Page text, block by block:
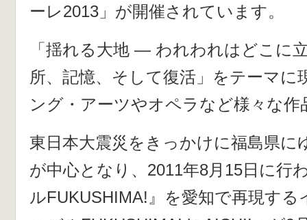
ーレ2013」が開催されています。
「揺れる大地 ― われわれはどこに
所、記憶、そして復活」をテーマに
ング・アーツやオペラなど様々な
東日本大震災をきっかけに福島県に
が中心となり、2011年8月15日に行
ルFUKUSHIMA!』を愛知で再現す